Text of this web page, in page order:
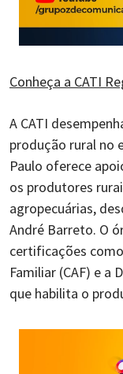
Conheça a CATI
A CATI
produção rural no
Paulo oferece
os produtores
agropecuárias,
André Barreto. O
certificações
Familiar (CAF) e a
que habilita o